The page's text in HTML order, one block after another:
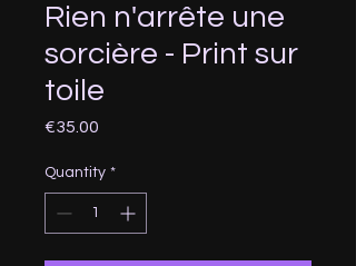
Rien n'arrête une
sorcière - Print sur
toile
€35.00
Quantity *